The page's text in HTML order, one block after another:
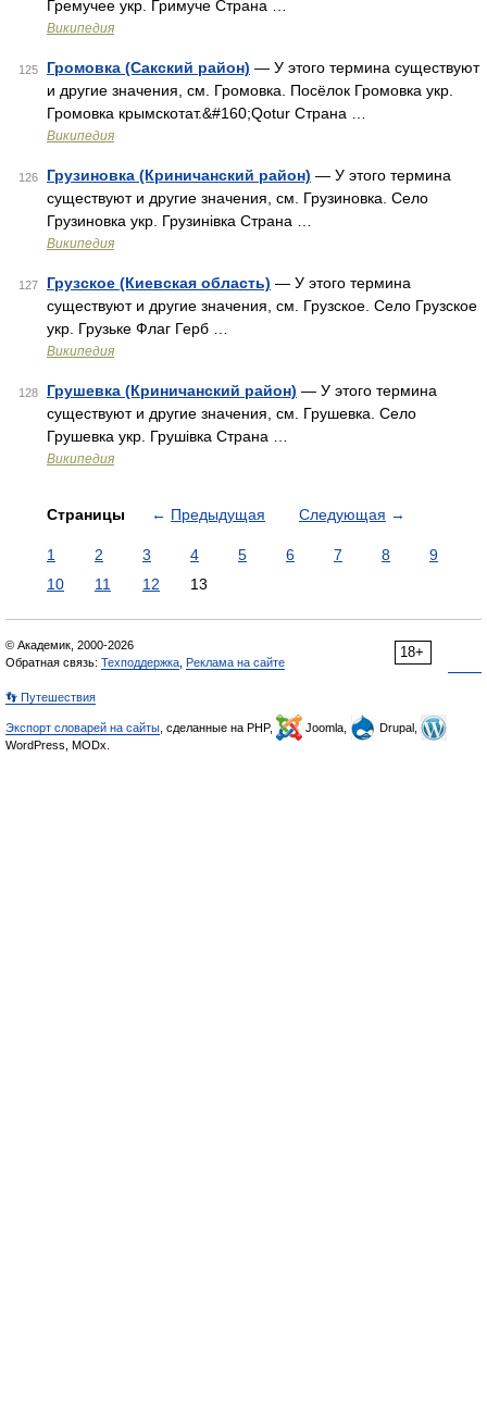
Гремучее укр. Гримуче Страна …
Википедия
125 Громовка (Сакский район) — У этого термина существуют
и другие значения, см. Громовка. Посёлок Громовка укр.
Громовка крымскотат.&#160;Qotur Страна …
Википедия
126 Грузиновка (Криничанский район) — У этого термина
существуют и другие значения, см. Грузиновка. Село
Грузиновка укр. Грузинівка Страна …
Википедия
127 Грузское (Киевская область) — У этого термина
существуют и другие значения, см. Грузское. Село Грузское
укр. Грузьке Флаг Герб …
Википедия
128 Грушевка (Криничанский район) — У этого термина
существуют и другие значения, см. Грушевка. Село
Грушевка укр. Грушівка Страна …
Википедия
Страницы ← Предыдущая Следующая →
1 2 3 4 5 6 7 8
9
10
11 12 13
18+
© Академик, 2000-2026
Обратная связь: Техподдержка Реклама на сайте
👣 Путешествия
Экспорт словарей на сайты , сделанные на PHP, Joomla,
Drupal,
WordPress, MODx.